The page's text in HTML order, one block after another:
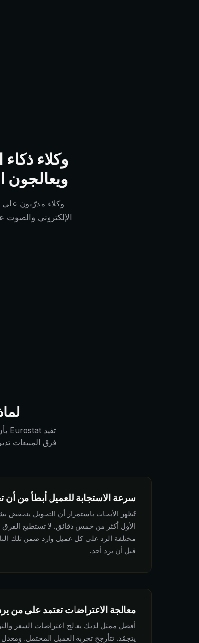
وكلاء
ويعالجون
وكلاء مدرّبون على
الإلكتروني والصوت
فرق المبيعات
سرعة الاستجابة للعميل أبطأ من أن
تُظهر الأبحاث باستمرار أن التحويل ينخفض
الأول أكثر من خمس دقائق. لا تستطيع الفرق
مختلفة الرد على كل عميل وارد ضمن تلك
قبل أن يرد أحد.
معالجة الاعتراضات تعتمد على من
أفضل ممثل لديك يعالج اعتراضات السعر
يتجمّد. تتأرجح تجربة العميل المحتمل،